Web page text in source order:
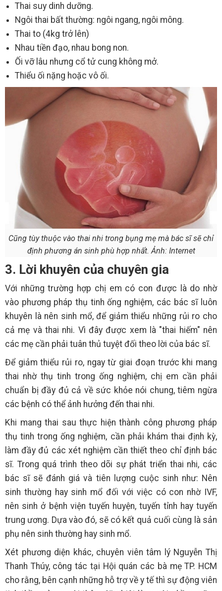
Thai suy dinh dưỡng.
Ngôi thai bất thường: ngôi ngang, ngôi mông.
Thai to (4kg trở lên)
Nhau tiền đạo, nhau bong non.
Ối vỡ lâu nhưng cổ tử cung không mở.
Thiểu ối nặng hoặc vô ối.
Cũng tùy thuộc vào thai nhi trong bụng mẹ mà bác sĩ sẽ chỉ
định phương án sinh phù hợp nhất. Ảnh: Internet
3. Lời khuyên của chuyên gia
Với những trường hợp chị em có con được là do nhờ
vào phương pháp thụ tinh ống nghiệm, các bác sĩ luôn
khuyên là nên sinh mổ, để giảm thiểu những rủi ro cho
cả mẹ và thai nhi. Vì đây được xem là "thai hiếm" nên
các mẹ cần phải tuân thủ tuyệt đối theo lời của bác sĩ.
Để giảm thiểu rủi ro, ngay từ giai đoạn trước khi mang
thai nhờ thụ tinh trong ống nghiệm, chị em cần phải
chuẩn bị đầy đủ cả về sức khỏe nói chung, tiêm ngừa
các bệnh có thể ảnh hưởng đến thai nhi.
Khi mang thai sau thực hiện thành công phương pháp
thụ tinh trong ống nghiệm, cần phải khám thai định kỳ,
làm đầy đủ các xét nghiệm cần thiết theo chỉ định bác
sĩ. Trong quá trình theo dõi sự phát triển thai nhi, các
bác sĩ sẽ đánh giá và tiên lượng cuộc sinh như: Nên
sinh thường hay sinh mổ đối với việc có con nhờ IVF,
nên sinh ở bệnh viện tuyến huyện, tuyến tỉnh hay tuyến
trung ương. Dựa vào đó, sẽ có kết quả cuối cùng là sản
phụ nên sinh thường hay sinh mổ.
Xét phương diện khác, chuyên viên tâm lý Nguyễn Thị
Thanh Thúy, công tác tại Hội quán các bà mẹ TP. HCM
cho rằng, bên cạnh những hỗ trợ về y tế thì sự động viên